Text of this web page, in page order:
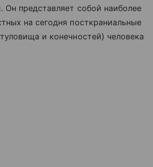
Он представляет собой наиболее
на сегодня посткраниальные
и конечностей) человека